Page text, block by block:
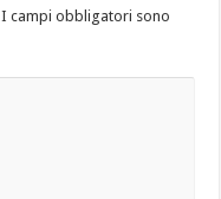
I campi obbligatori sono